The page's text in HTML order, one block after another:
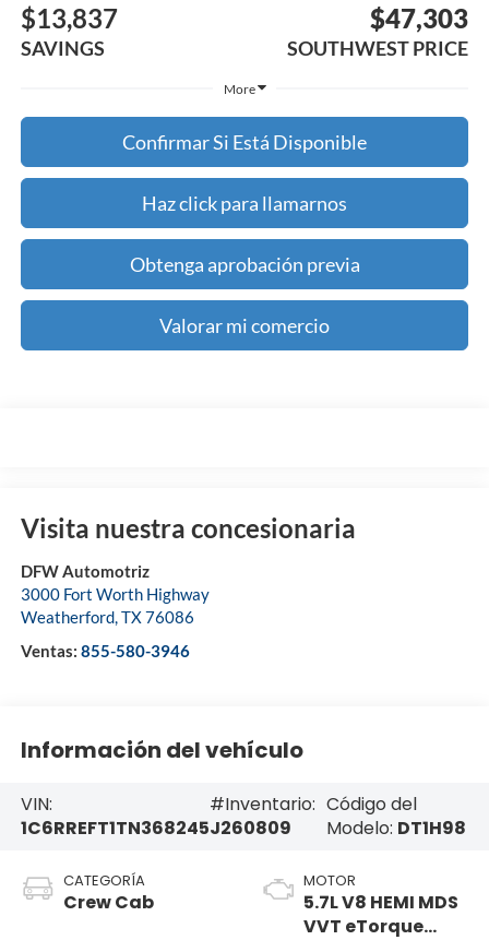
$13,837
SAVINGS
$47,303
SOUTHWEST PRICE
More
Confirmar Si Está Disponible
Haz click para llamarnos
Obtenga aprobación previa
Valorar mi comercio
Visita nuestra concesionaria
DFW Automotriz
3000 Fort Worth Highway
Weatherford,TX76086
Ventas: 855-580-3946
Información del vehículo
VIN:
1C6RREFT1TN368245
#Inventario:
J260809
Código del
Modelo: DT1H98
CATEGORÍA
Crew Cab
MOTOR
5.7L V8 HEMI MDS
VVT eTorque